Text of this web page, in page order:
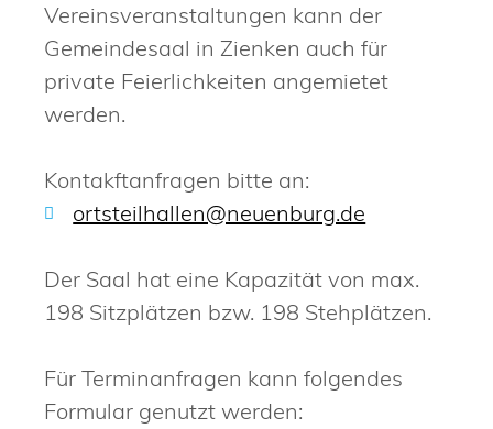
Vereinsveranstaltungen kann der
Gemeindesaal in Zienken auch für
private Feierlichkeiten angemietet
werden.
Kontakftanfragen bitte an:
ortsteilhallen@neuenburg.de
Der Saal hat eine Kapazität von max.
198 Sitzplätzen bzw. 198 Stehplätzen.
Für Terminanfragen kann folgendes
Formular genutzt werden: